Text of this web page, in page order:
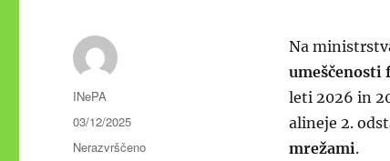
Na
umeščenosti
leti 2026 in
alineje 2.
mrežami.
Avtor
INePA
Objavljeno
dne
03/12/2025
Kategorije
Nerazvrščeno